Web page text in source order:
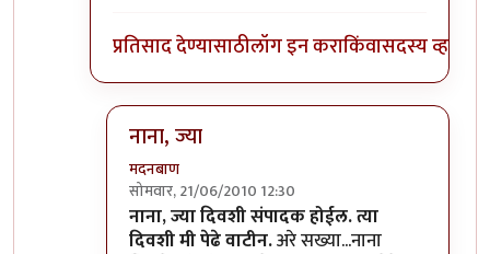
प्रतिसाद देण्यासाठीलॉग इन कराकिंवासदस्य व्हा
नाना, ज्या
मदनबाण
सोमवार, 21/06/2010 12:30
In reply to>>काहीbyII विकास II
नाना, ज्या दिवशी संपादक होईल. त्या
दिवशी मी पेढे वाटीन.अरे सख्या...नाना